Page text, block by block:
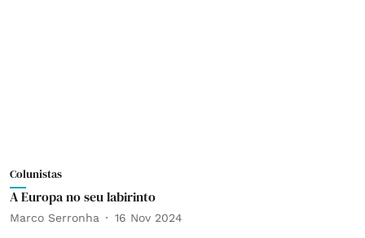
Colunistas
A Europa no seu labirinto
Marco Serronha 16 Nov 2024